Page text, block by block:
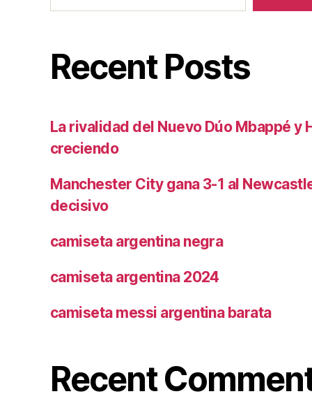
Recent Posts
La rivalidad del Nuevo Dúo Mbappé y
creciendo
Manchester City gana 3-1 al
decisivo
camiseta argentina negra
camiseta argentina 2024
camiseta messi argentina barata
Recent